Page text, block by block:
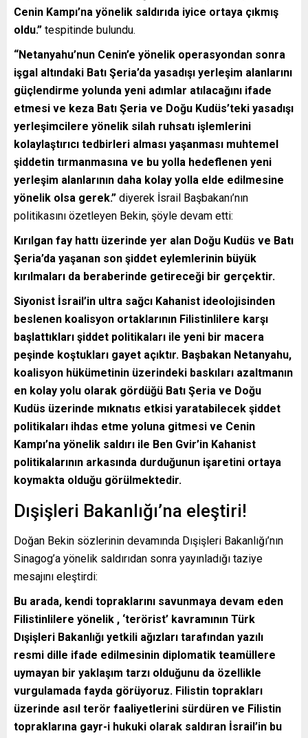
Cenin Kampı’na yönelik saldırıda iyice ortaya çıkmış
oldu.” tespitinde bulundu.
“Netanyahu’nun Cenin’e yönelik operasyondan sonra
işgal altındaki Batı Şeria’da yasadışı yerleşim alanlarını
güçlendirme yolunda yeni adımlar atılacağını ifade
etmesi ve keza Batı Şeria ve Doğu Kudüs’teki yasadışı
yerleşimcilere yönelik silah ruhsatı işlemlerini
kolaylaştırıcı tedbirleri alması yaşanması muhtemel
şiddetin tırmanmasına ve bu yolla hedeflenen yeni
yerleşim alanlarının daha kolay yolla elde edilmesine
yönelik olsa gerek.” diyerek İsrail Başbakanı’nın
politikasını özetleyen Bekin, şöyle devam etti:
Kırılgan fay hattı üzerinde yer alan Doğu Kudüs ve Batı
Şeria’da yaşanan son şiddet eylemlerinin büyük
kırılmaları da beraberinde getireceği bir gerçektir.
Siyonist İsrail’in ultra sağcı Kahanist ideolojisinden
beslenen koalisyon ortaklarının Filistinlilere karşı
başlattıkları şiddet politikaları ile yeni bir macera
peşinde koştukları gayet açıktır. Başbakan Netanyahu,
koalisyon hükümetinin üzerindeki baskıları azaltmanın
en kolay yolu olarak gördüğü Batı Şeria ve Doğu
Kudüs üzerinde mıknatıs etkisi yaratabilecek şiddet
politikaları ihdas etme yoluna gitmesi ve Cenin
Kampı’na yönelik saldırı ile Ben Gvir’in Kahanist
politikalarının arkasında durduğunun işaretini ortaya
koymakta olduğu görülmektedir.
Dışişleri Bakanlığı’na eleştiri!
Doğan Bekin sözlerinin devamında Dışişleri Bakanlığı’nın
Sinagog’a yönelik saldırıdan sonra yayınladığı taziye
mesajını eleştirdi:
Bu arada, kendi topraklarını savunmaya devam eden
Filistinlilere yönelik , ‘terörist’ kavramının Türk
Dışişleri Bakanlığı yetkili ağızları tarafından yazılı
resmi dille ifade edilmesinin diplomatik teamüllere
uymayan bir yaklaşım tarzı olduğunu da özellikle
vurgulamada fayda görüyoruz. Filistin toprakları
üzerinde asıl terör faaliyetlerini sürdüren ve Filistin
topraklarına gayr-i hukuki olarak saldıran İsrail’in bu